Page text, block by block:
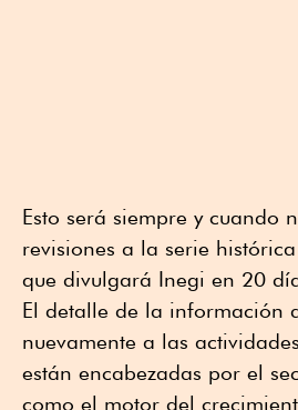
Esto será siempre y cuando
revisiones a la serie
que divulgará Inegi en 20
El detalle de la información
nuevamente a las
están encabezadas por el
como el motor del